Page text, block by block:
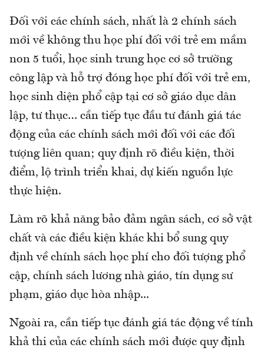
Đối với các chính sách, nhất là 2 chính sách
mới về không thu học phí đối với trẻ em mầm
non 5 tuổi, học sinh trung học cơ sở trường
công lập và hỗ trợ đóng học phí đối với trẻ em,
học sinh diện phổ cập tại cơ sở giáo dục dân
lập, tư thục… cần tiếp tục đầu tư đánh giá tác
động của các chính sách mới đối với các đối
tượng liên quan; quy định rõ điều kiện, thời
điểm, lộ trình triển khai, dự kiến nguồn lực
thực hiện.
Làm rõ khả năng bảo đảm ngân sách, cơ sở vật
chất và các điều kiện khác khi bổ sung quy
định về chính sách học phí cho đối tượng phổ
cập, chính sách lương nhà giáo, tín dụng sư
phạm, giáo dục hòa nhập...
Ngoài ra, cần tiếp tục đánh giá tác động về tính
khả thi của các chính sách mới được quy định